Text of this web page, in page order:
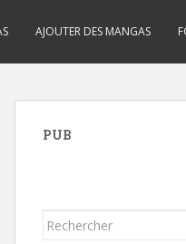
AJOUTER DES MANGAS
PUB
Rechercher...